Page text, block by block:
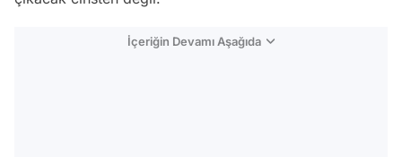
İçeriğin Devamı Aşağıda